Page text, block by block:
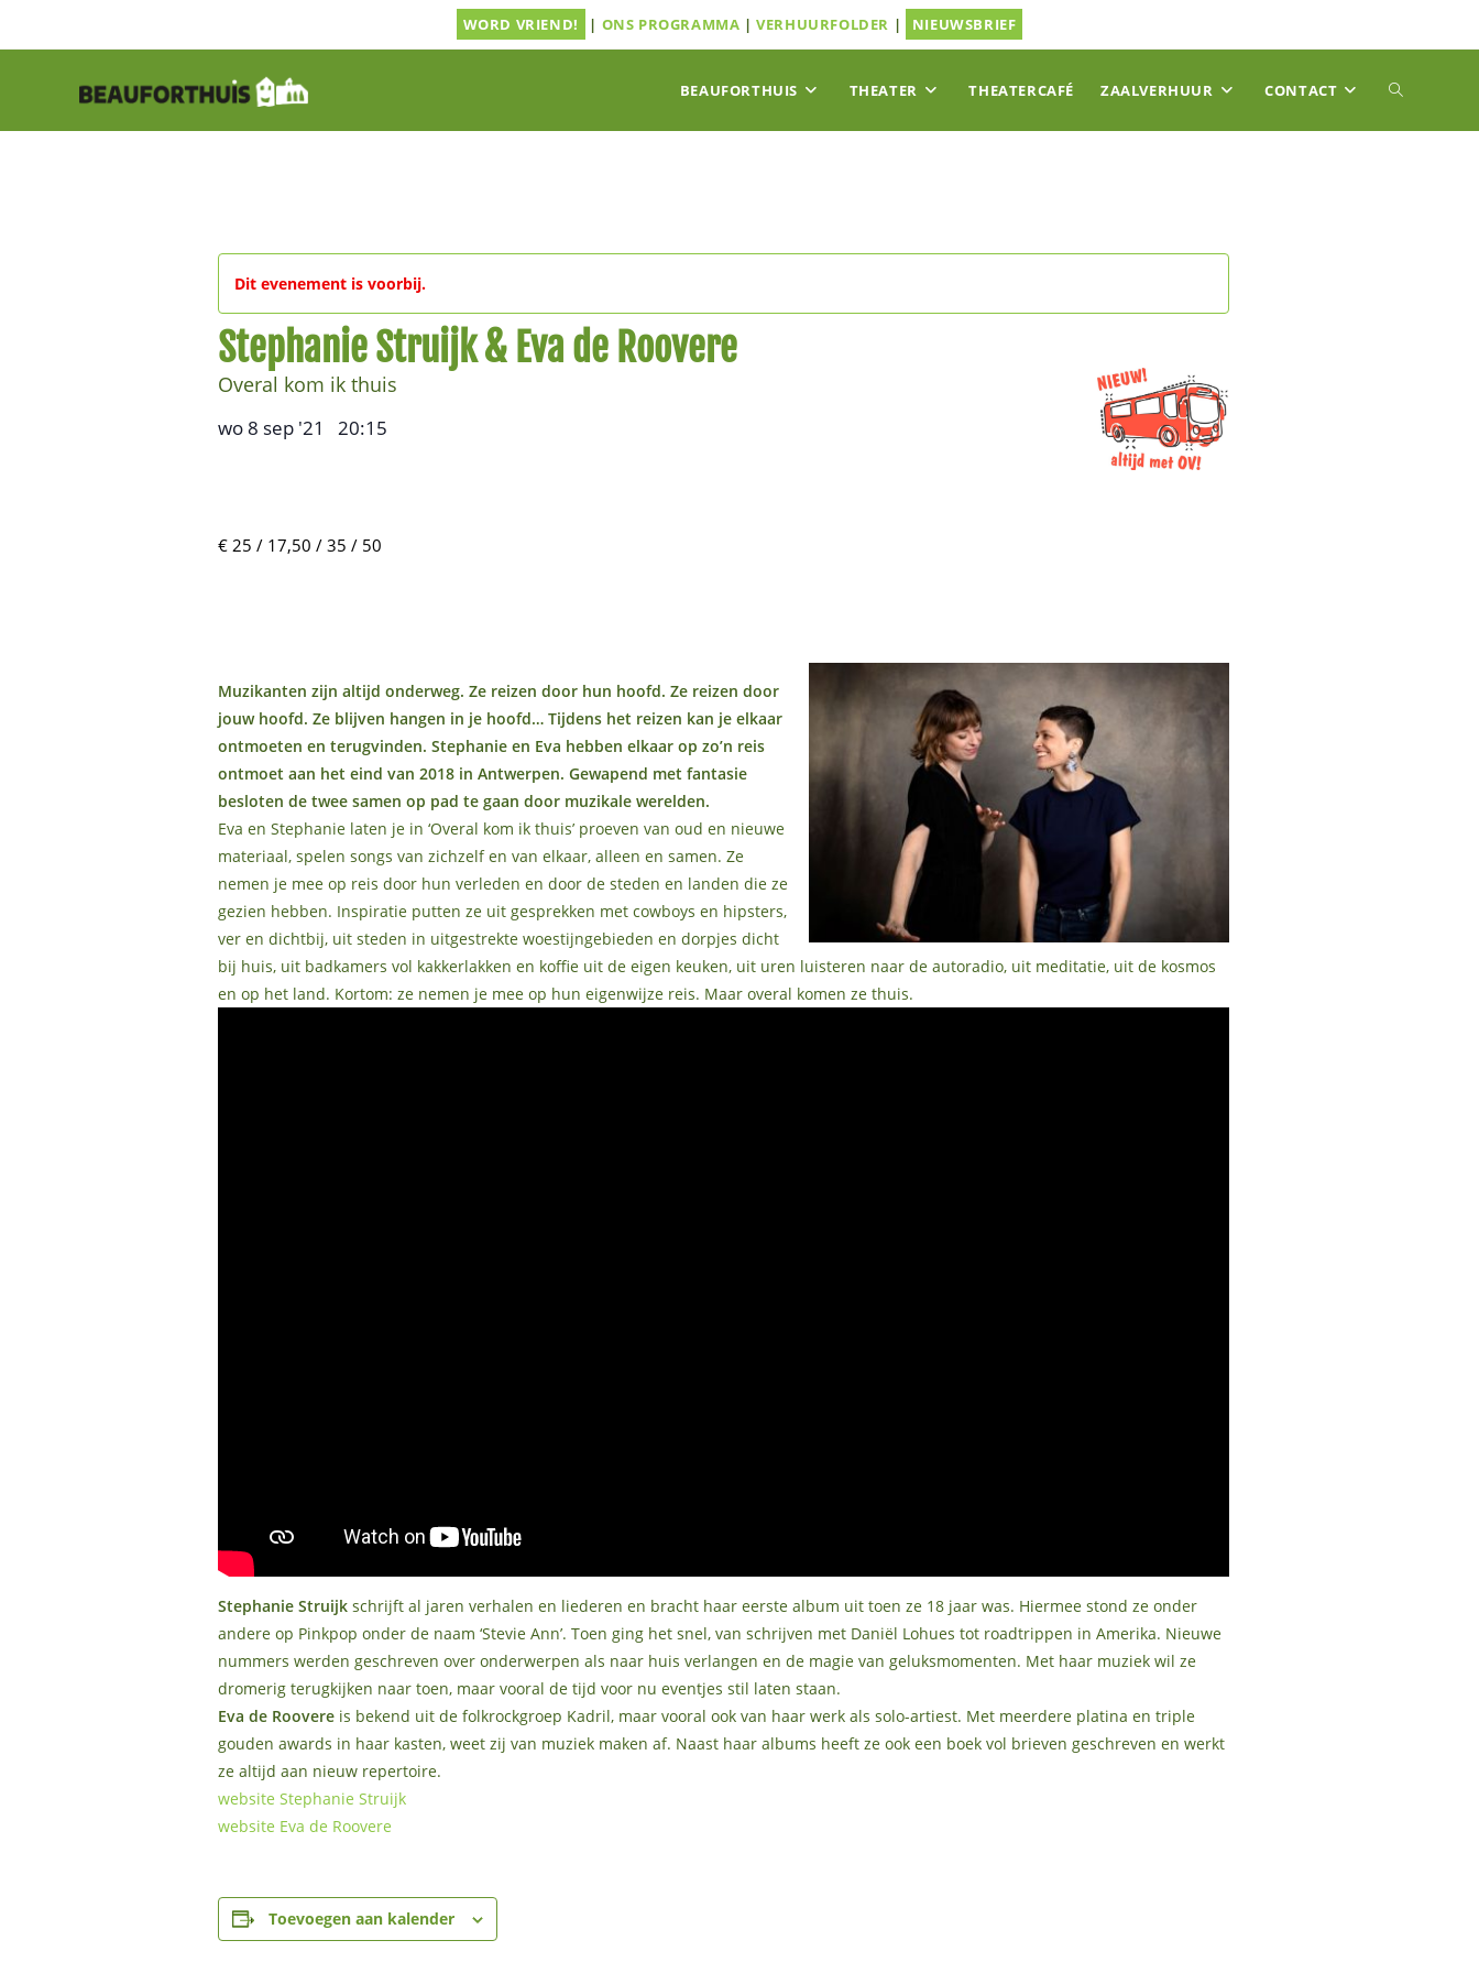
WORD VRIEND! | ONS PROGRAMMA |VERHUURFOLDER | NIEUWSBRIEF
BEAUFORTHUIS THEATER THEATERCAFÉ ZAALVERHUUR CONTACT TOGGLE
Dit evenement is voorbij.
Stephanie Struijk & Eva de Roovere
Overal kom ik thuis
wo 8 sep '21 20:15
€ 25 / 17,50 / 35 / 50
Muzikanten zijn altijd onderweg. Ze reizen door hun hoofd. Ze reizen door
jouw hoofd. Ze blijven hangen in je hoofd… Tijdens het reizen kan je elkaar
ontmoeten en terugvinden. Stephanie en Eva hebben elkaar op zo’n reis
ontmoet aan het eind van 2018 in Antwerpen. Gewapend met fantasie
besloten de twee samen op pad te gaan door muzikale werelden.
Eva en Stephanie laten je in ‘Overal kom ik thuis’ proeven van oud en nieuwe
materiaal, spelen songs van zichzelf en van elkaar, alleen en samen. Ze
nemen je mee op reis door hun verleden en door de steden en landen die ze
gezien hebben. Inspiratie putten ze uit gesprekken met cowboys en hipsters,
ver en dichtbij, uit steden in uitgestrekte woestijngebieden en dorpjes dicht
bij huis, uit badkamers vol kakkerlakken en koffie uit de eigen keuken, uit uren luisteren naar de autoradio, uit meditatie, uit de kosmos
en op het land. Kortom: ze nemen je mee op hun eigenwijze reis. Maar overal komen ze thuis.
Stephanie Struijk schrijft al jaren verhalen en liederen en bracht haar eerste album uit toen ze 18 jaar was. Hiermee stond ze onder
andere op Pinkpop onder de naam ‘Stevie Ann’. Toen ging het snel, van schrijven met Daniël Lohues tot roadtrippen in Amerika. Nieuwe
nummers werden geschreven over onderwerpen als naar huis verlangen en de magie van geluksmomenten. Met haar muziek wil ze
dromerig terugkijken naar toen, maar vooral de tijd voor nu eventjes stil laten staan.
Eva de Roovereis bekend uit de folkrockgroep Kadril, maar vooral ook van haar werk als solo-artiest. Met meerdere platina en triple
gouden awards in haar kasten, weet zij van muziek maken af. Naast haar albums heeft ze ook een boek vol brieven geschreven en werkt
ze altijd aan nieuw repertoire.
website Stephanie Struijk
website Eva de Roovere
Toevoegen aan kalender